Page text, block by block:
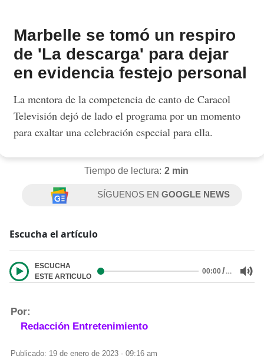
Marbelle se tomó un respiro
de 'La descarga' para dejar
en evidencia festejo personal
La mentora de la competencia de canto de Caracol
Televisión dejó de lado el programa por un momento
para exaltar una celebración especial para ella.
Tiempo de lectura: 2 min
SÍGUENOS ENGOOGLE NEWS
Escucha el artículo
ESCUCHA
ESTE ARTICULO
00:00/…
Por:
Redacción Entretenimiento
Publicado: 19 de enero de 2023 - 09:16 am